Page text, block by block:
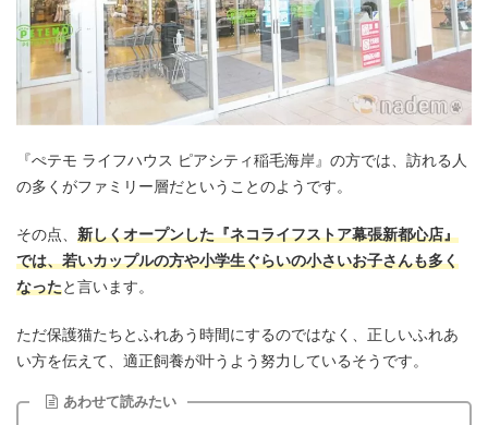
『ぺテモ ライフハウス ピアシティ稲毛海岸』の方では、訪れる人
の多くがファミリー層だということのようです。
その点、 新しくオープンした『ネコライフストア幕張新都心店』
では、若いカップルの方や小学生ぐらいの小さいお子さんも多く
なったと言います。
ただ保護猫たちとふれあう時間にするのではなく、正しいふれあ
い方を伝えて、適正飼養が叶うよう努力しているそうです。
あわせて読みたい